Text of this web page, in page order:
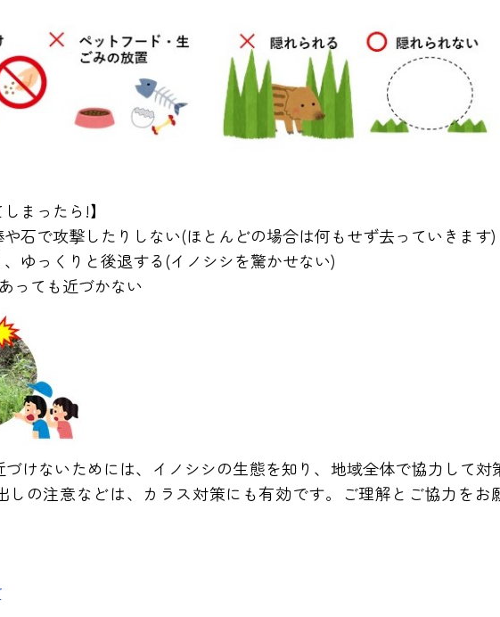
まったら!】
や石で攻撃したりしない(ほとんどの場合は何もせず去っていきます)
、ゆっくりと後退する(イノシシを驚かせない)
っても近づかない
けないためには、イノシシの生態を知り、地域全体で協力して対
しの注意などは、カラス対策にも有効です。ご理解とご協力をお